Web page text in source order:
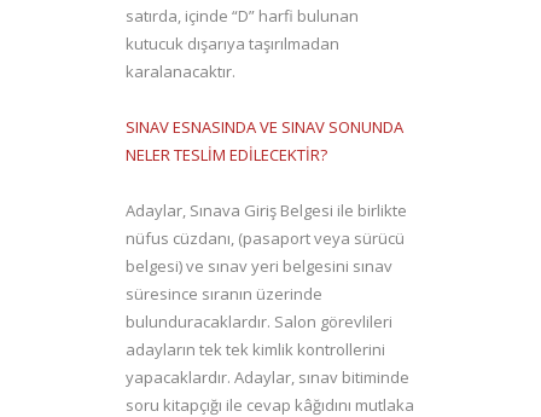
satırda, içinde “D” harfi bulunan
kutucuk dışarıya taşırılmadan
karalanacaktır.
SINAV ESNASINDA VE SINAV SONUNDA
NELER TESLİM EDİLECEKTİR?
Adaylar, Sınava Giriş Belgesi ile birlikte
nüfus cüzdanı, (pasaport veya sürücü
belgesi) ve sınav yeri belgesini sınav
süresince sıranın üzerinde
bulunduracaklardır. Salon görevlileri
adayların tek tek kimlik kontrollerini
yapacaklardır. Adaylar, sınav bitiminde
soru kitapçığı ile cevap kâğıdını mutlaka